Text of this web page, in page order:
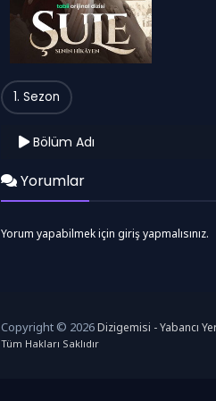
1. Sezon
Bölüm Adı
Yorumlar
Yorum yapabilmek için giriş yapmalısınız.
Copyright © 2026Dizigemisi - Yabancı
Tüm Hakları Saklıdır